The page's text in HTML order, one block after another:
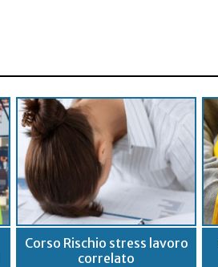
Corso Rischio stress lavoro
correlato